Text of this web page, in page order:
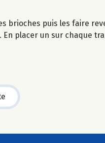
brioches puis les faire
placer un sur chaque